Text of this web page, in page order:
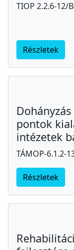
TIOP 2.2.6-12/
Részletek
pontok
intézetek
TÁMOP-6.1.2-
Részletek